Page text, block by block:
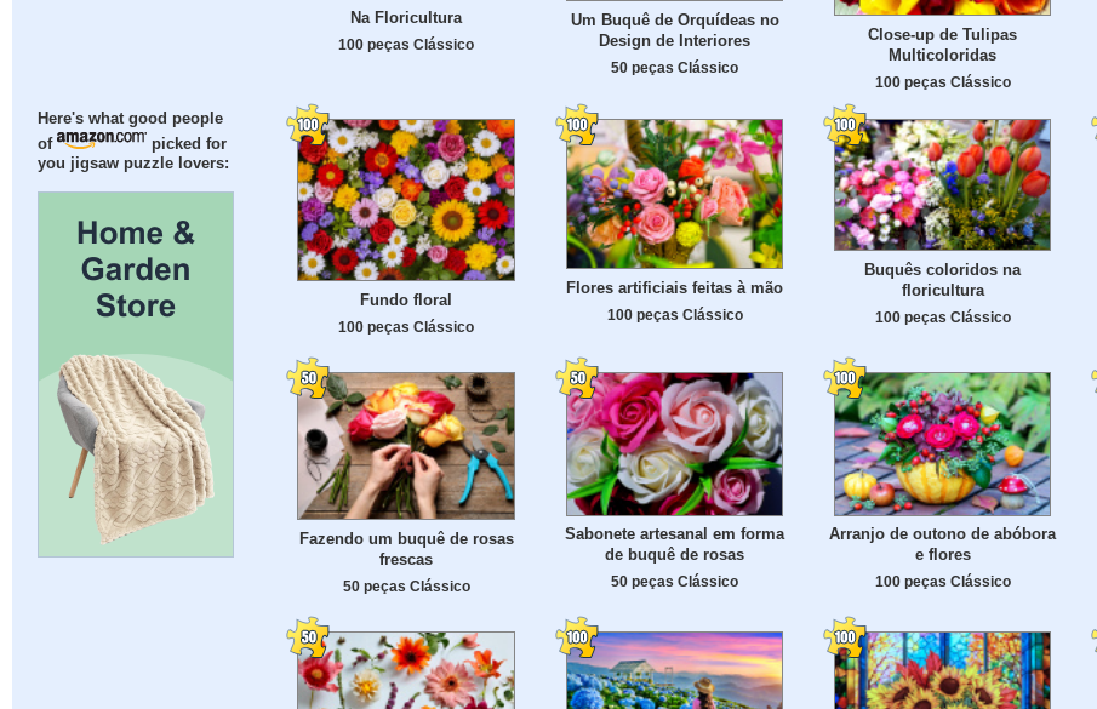
Here's what good people
of
picked for
you jigsaw puzzle lovers:
Na Floricultura
100 peças Clássico
Um Buquê de Orquídeas no
Design de Interiores
50 peças Clássico
Close-up de Tulipas
Multicoloridas
100 peças Clássico
Fundo floral
100 peças Clássico
Flores artificiais feitas à mão
100 peças Clássico
Buquês coloridos na
floricultura
100 peças Clássico
Fazendo um buquê de rosas
frescas
50 peças Clássico
Sabonete artesanal em forma
de buquê de rosas
50 peças Clássico
Arranjo de outono de abóbora
e flores
100 peças Clássico